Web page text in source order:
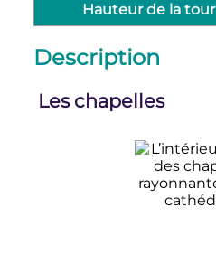
Hauteur de la tour
Description
Les chapelles